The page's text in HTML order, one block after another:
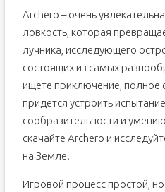
Archero – очень
ловкость, которая
лучника, исследующего
состоящих из самых
ищете приключение, полное
придётся устроить
сообразительности и
скачайте Archero и
на Земле.
Игровой процесс простой,